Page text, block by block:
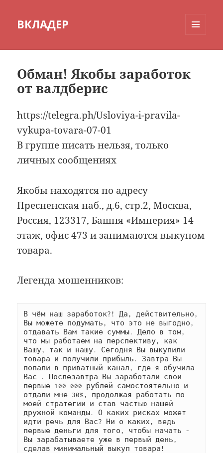
ВКЛАДЕР
Обман! Якобы заработок
от валдберис
https://telegra.ph/Usloviya-i-pravila-
vykupa-tovara-07-01
В группе писать нельзя, только
личных сообщениях
Якобы находятся по адресу
Пресненская наб., д.6, стр.2, Москва,
Россия, 123317, Башня «Империя» 14
этаж, офис 473 и занимаются выкупом
товара.
Легенда мошенников:
В чём наш заработок?! Да, действительно,
Вы можете подумать, что это не выгодно,
отдавать Вам такие суммы. Дело в том,
что мы работаем на перспективу, как
Вашу, так и нашу. Сегодня Вы выкупили
товара и получили прибыль. Завтра Вы
попали в приватный канал, где я обучила
Вас . Послезавтра Вы заработали свои
первые 100 000 рублей самостоятельно и
отдали мне 30%, продолжая работать по
моей стратегии и став частью нашей
дружной команды. О каких рисках может
идти речь для Вас? Ни о каких, ведь
первые деньги для того, чтобы начать -
Вы зарабатываете уже в первый день,
сделав минимальный выкуп товара!